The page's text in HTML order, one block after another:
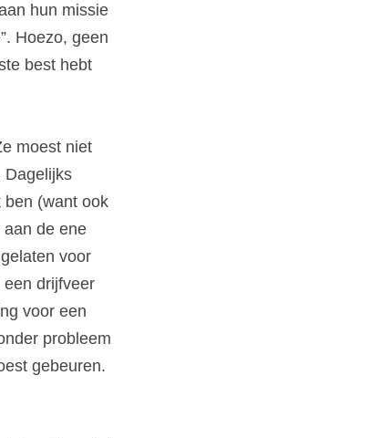
hun missie
Hoezo, geen
best hebt
moest niet
Dagelijks
ben (want ook
de ene
voor
drijfveer
voor een
probleem
gebeuren.